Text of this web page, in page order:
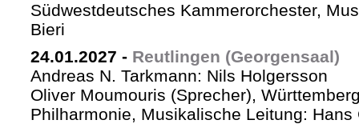
Südwestdeutsches Kammerorchester,
Bieri
24.01.2027 - Reutlingen (Georgensaal)
Andreas N. Tarkmann: Nils Holgersson
Oliver Moumouris (Sprecher),
Philharmonie, Musikalische Leitung: Hans